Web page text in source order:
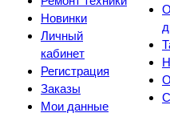
Новинки
Личный
кабинет
Регистрация
Заказы
Мои данные